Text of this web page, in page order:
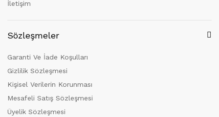
İletişim
Sözleşmeler
Garanti Ve İade Koşulları
Gizlilik Sözleşmesi
Kişisel Verilerin Korunması
Mesafeli Satış Sözleşmesi
Üyelik Sözleşmesi